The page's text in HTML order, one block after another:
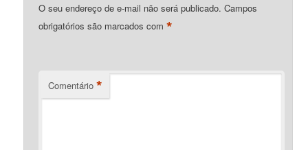
O seu endereço de e-mail não será publicado. Campos
obrigatórios são marcados com*
Comentário *